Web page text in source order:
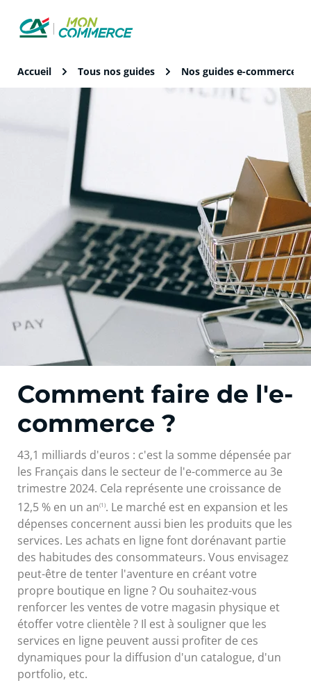
Accueil Tous nos guides Nos guides e-commerce
Comment faire de l'e-
commerce ?
43,1 milliards d'euros : c'est la somme dépensée par
les Français dans le secteur de l'e-commerce au 3e
trimestre 2024. Cela représente une croissance de
12,5 % en un an(1). Le marché est en expansion et les
dépenses concernent aussi bien les produits que les
services. Les achats en ligne font dorénavant partie
des habitudes des consommateurs. Vous envisagez
peut-être de tenter l'aventure en créant votre
propre boutique en ligne ? Ou souhaitez-vous
renforcer les ventes de votre magasin physique et
étoffer votre clientèle ? Il est à souligner que les
services en ligne peuvent aussi profiter de ces
dynamiques pour la diffusion d'un catalogue, d'un
portfolio, etc.